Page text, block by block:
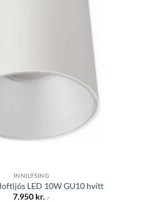
INNILÝSING
loftljós LED 10W GU10 hvítt
7.950 kr. .-